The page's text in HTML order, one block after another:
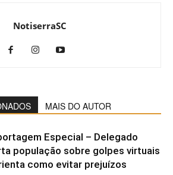
NotiserraSC
MAIS DO AUTOR
Especial – Delegado
população sobre golpes virtuais
como evitar prejuízos